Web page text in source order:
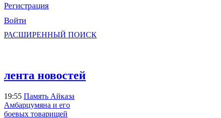
Регистрация
Войти
РАСШИРЕННЫЙ ПОИСК
лента новостей
19:55 Память Айказа
Амбарцумяна и его
боевых товарищей